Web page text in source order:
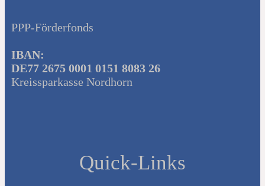
PPP-Förderfonds
IBAN:
DE77 2675 0001 0151 8083 26
Kreissparkasse Nordhorn
Quick-Links